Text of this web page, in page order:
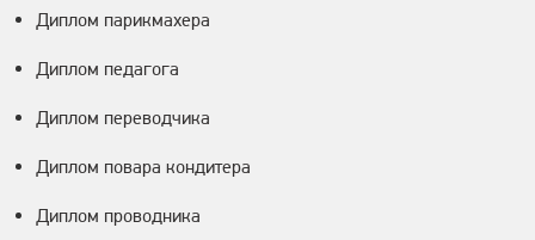
Диплом парикмахера
Диплом педагога
Диплом переводчика
Диплом повара кондитера
Диплом проводника